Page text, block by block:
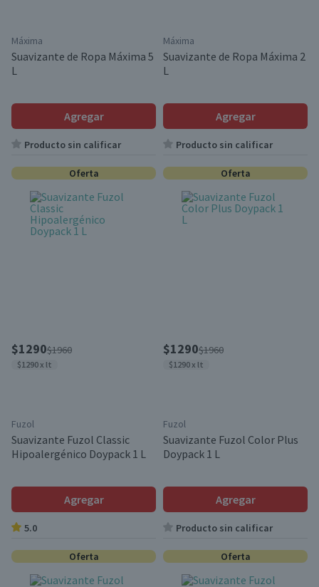
Máxima
Suavizante de Ropa Máxima 5
L
Agregar
Producto sin calificar
Máxima
Suavizante de Ropa Máxima 2
L
Agregar
Producto sin calificar
Oferta
$1290$1960
$1290 x lt
Fuzol
Suavizante Fuzol Classic
Hipoalergénico Doypack 1 L
Agregar
5.0
Oferta
$1290$1960
$1290 x lt
Fuzol
Suavizante Fuzol Color Plus
Doypack 1 L
Agregar
Producto sin calificar
Oferta Oferta